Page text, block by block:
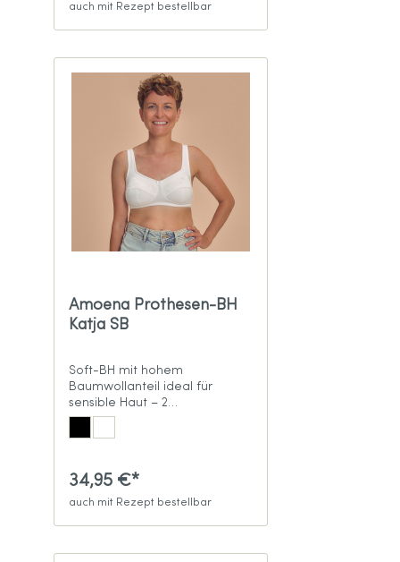
auch mit Rezept bestellbar
Amoena Prothesen-BH
Katja SB
Soft-BH mit hohem
Baumwollanteil ideal für
sensible Haut – 2
Farbvarianten
34,95 €*
auch mit Rezept bestellbar